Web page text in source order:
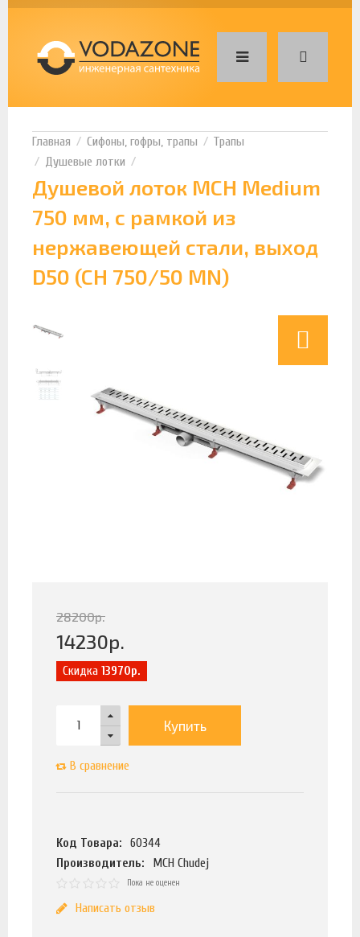
Сифоны, гофры, трапы
Трапы
Душевые лотки
Душевой лоток MCH Medium
750 мм, с рамкой из
нержавеющей стали, выход
D50 (CH 750/50 MN)
28200р.
14230р.
Скидка 13970р.
Купить
В сравнение
Код Товара:
60344
Производитель:
MCH Chudej
Пока не оценен
Написать отзыв